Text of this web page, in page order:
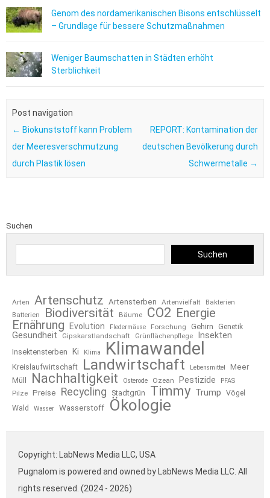
Genom des nordamerikanischen Bisons entschlüsselt
– Grundlage für bessere Schutzmaßnahmen
Weniger Baumschatten in Städten erhöht
Sterblichkeit
Post navigation
← Biokunststoff kann Problem
der Meeresverschmutzung
durch Plastik lösen
REPORT: Kontamination der
deutschen Bevölkerung durch
Schwermetalle →
Suchen
Suchen
Arten Artenschutz Artensterben Artenvielfalt
Bakterien
Batterien
Biodiversität Bäume CO2 Energie
Ernährung Evolution Fledermäuse Forschung Gehirn Genetik
Gesundheit Gipskarstlandschaft Grünflächenpflege Insekten
Insektensterben Ki Klima Klimawandel
Kreislaufwirtschaft Landwirtschaft Lebensmittel
Meer
Müll
Nachhaltigkeit Osterode Ozean Pestizide PFAS
Pilze Preise Recycling Stadtgrün Timmy Trump
Vögel
Wald
Wasser Wasserstoff Ökologie
Copyright: LabNews Media LLC, USA
Pugnalom is powered and owned by LabNews Media LLC. All
rights reserved. (2024 - 2026)